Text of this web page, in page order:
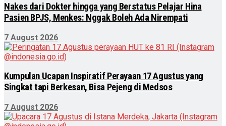
Nakes dari Dokter hingga yang Berstatus Pelajar Hina
Pasien BPJS, Menkes: Nggak Boleh Ada Nirempati
7 August 2026
Kumpulan Ucapan Inspiratif Perayaan 17 Agustus yang
Singkat tapi Berkesan, Bisa Pejeng di Medsos
7 August 2026